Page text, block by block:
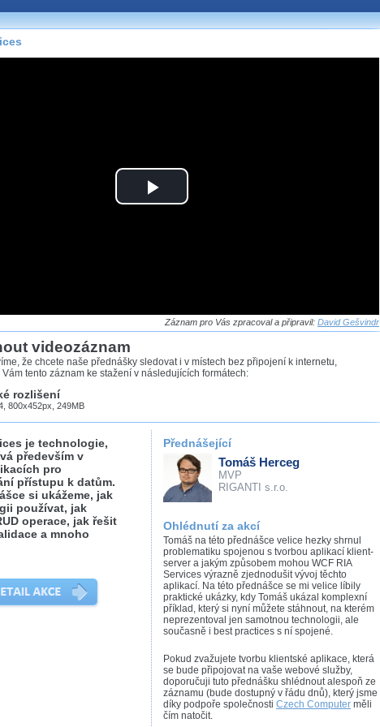
našem webu můžete pohodlně sledovat
s využitím našehoHTML 5nebo
záznamů
Play
Záznam pro Vás zpracoval a připravil: David Gešvindr
videozáznam
že chcete naše přednášky sledovat i v místech bez připojení k internetu,
tento záznam ke stažení v následujících formátech:
rozlišení
800x452px, 249MB
je technologie,
především v
pro
přístupu k datům.
si ukážeme, jak
používat, jak
operace, jak řešit
a mnoho
Přednášející
Tomáš Herceg
MVP
RIGANTI s.r.o.
Ohlédnutí za akcí
Tomáš na této přednášce velice hezky shrnul
problematiku spojenou s tvorbou aplikací klient-
server a jakým způsobem mohou WCF RIA
Services výrazně zjednodušit vývoj těchto
aplikací. Na této přednášce se mi velice líbily
praktické ukázky, kdy Tomáš ukázal komplexní
příklad, který si nyní můžete stáhnout, na kterém
neprezentoval jen samotnou technologii, ale
současně i best practices s ní spojené.
Pokud zvažujete tvorbu klientské aplikace, která
se bude připojovat na vaše webové služby,
doporučuji tuto přednášku shlédnout alespoň ze
záznamu (bude dostupný v řádu dnů), který jsme
díky podpoře společnosti Czech Computer měli
čím natočit.